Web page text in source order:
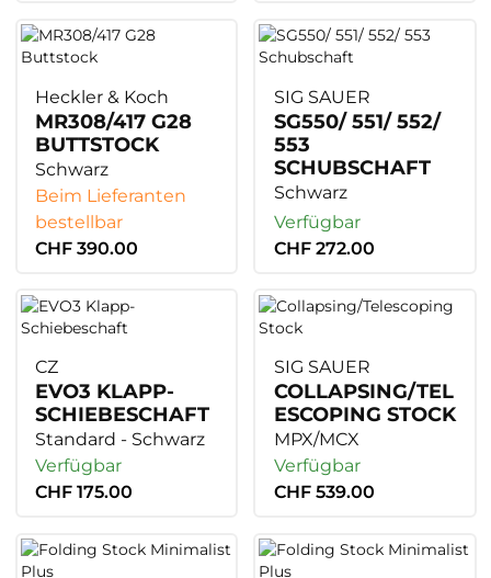
Heckler & Koch
MR308/417 G28
BUTTSTOCK
Schwarz
Beim Lieferanten
bestellbar
CHF 390.00
SIG SAUER
SG550/ 551/ 552/
553
SCHUBSCHAFT
Schwarz
Verfügbar
CHF 272.00
CZ
EVO3 KLAPP-
SCHIEBESCHAFT
Standard - Schwarz
Verfügbar
CHF 175.00
SIG SAUER
COLLAPSING/TEL
ESCOPING STOCK
MPX/MCX
Verfügbar
CHF 539.00